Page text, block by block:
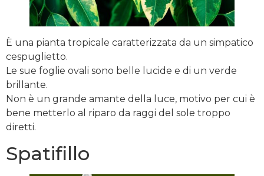
È una pianta tropicale caratterizzata da un simpatico
cespuglietto.
Le sue foglie ovali sono belle lucide e di un verde
brillante.
Non è un grande amante della luce, motivo per cui è
bene metterlo al riparo da raggi del sole troppo
diretti.
Spatifillo